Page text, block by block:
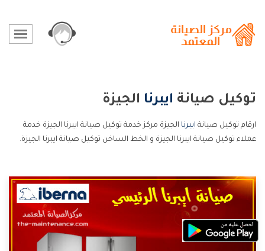
توكيل صيانة ايبرنا الجيزة
ارقام توكيل صيانة ايبرنا الجيزة مركز خدمة توكيل صيانة ايبرنا الجيزة خدمة
عملاء توكيل صيانة ايبرنا الجيزة و الخط الساخن توكيل صيانة ايبرنا الجيزة.